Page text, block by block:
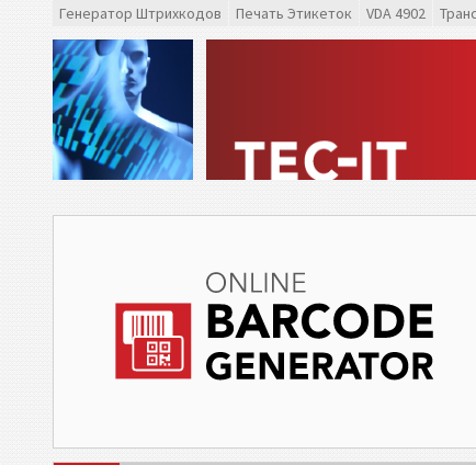
Генератор Штрихкодов Печать Этикеток VDA 4902